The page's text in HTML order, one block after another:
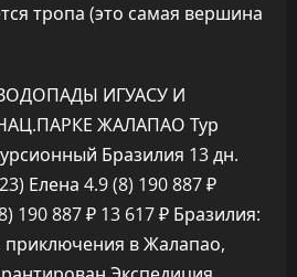
тропа (это самая вершина
ИГУАСУ И
ЖАЛАПАО Тур
Бразилия 13 дн.
Елена 4.9(8) 190 887 ₽
190 887 ₽ 13 617 ₽ Бразилия:
приключения в Жалапао,